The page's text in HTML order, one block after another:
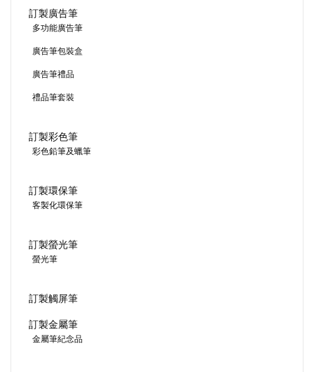
訂製廣告筆
多功能廣告筆
廣告筆包裝盒
廣告筆禮品
禮品筆套裝
訂製彩色筆
彩色鉛筆及蠟筆
訂製環保筆
客製化環保筆
訂製螢光筆
螢光筆
訂製觸屏筆
訂製金屬筆
金屬筆紀念品